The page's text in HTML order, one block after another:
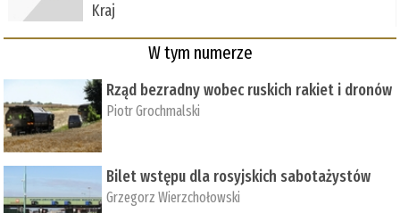
Kraj
W tym numerze
Rząd bezradny wobec ruskich rakiet i dronów
Piotr Grochmalski
Bilet wstępu dla rosyjskich sabotażystów
Grzegorz Wierzchołowski